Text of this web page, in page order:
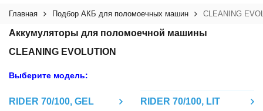
Главная Подбор АКБ для поломоечных машин CLEANING
Аккумуляторы для поломоечной машины
CLEANING EVOLUTION
Выберите модель:
RIDER 70/100, GEL RIDER 70/100, LIT